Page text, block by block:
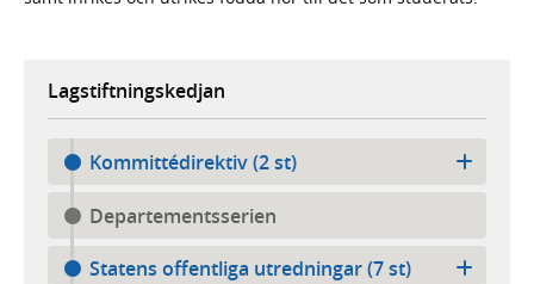
Lagstiftningskedjan
Kommittédirektiv (2 st)
Departementsserien
Statens offentliga utredningar (7 st)